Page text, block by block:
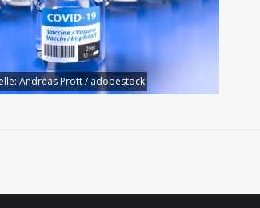
Andreas Prott / adobestock